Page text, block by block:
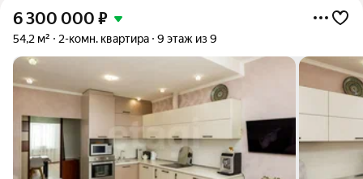
6 300 000 ₽
54,2 м² 2-комн. квартира 9 этаж из 9